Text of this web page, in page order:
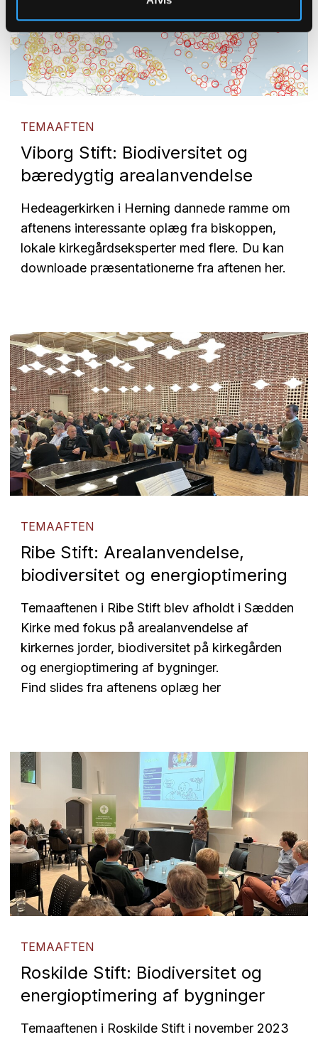
TEMAAFTEN
Viborg Stift: Biodiversitet og
bæredygtig arealanvendelse
Hedeagerkirken i Herning dannede ramme om
aftenens interessante oplæg fra biskoppen,
lokale kirkegårdseksperter med flere. Du kan
downloade præsentationerne fra aftenen her.
TEMAAFTEN
Ribe Stift: Arealanvendelse,
biodiversitet og energioptimering
Temaaftenen i Ribe Stift blev afholdt i Sædden
Kirke med fokus på arealanvendelse af
kirkernes jorder, biodiversitet på kirkegården
og energioptimering af bygninger.
Find slides fra aftenens oplæg her
TEMAAFTEN
Roskilde Stift: Biodiversitet og
energioptimering af bygninger
Temaaftenen i Roskilde Stift i november 2023